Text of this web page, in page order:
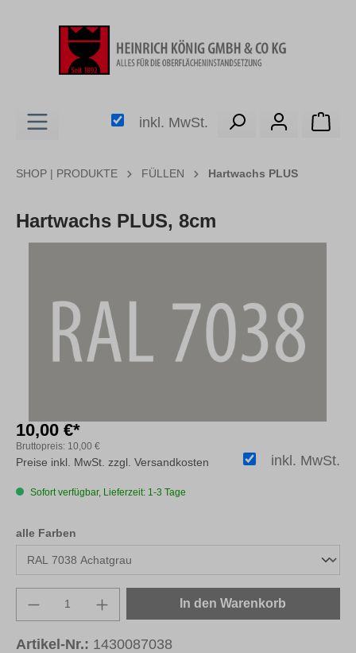
inkl. MwSt.
SHOP | PRODUKTE FÜLLEN Hartwachs PLUS
Hartwachs PLUS, 8cm
10,00 €*
Bruttopreis: 10,00 €
inkl. MwSt.
Preise inkl. MwSt. zzgl. Versandkosten
Sofort verfügbar, Lieferzeit: 1-3 Tage
alle Farben
Produkt Anzahl: Gib den gewünschten
In den Warenkorb
Artikel-Nr.: 1430087038